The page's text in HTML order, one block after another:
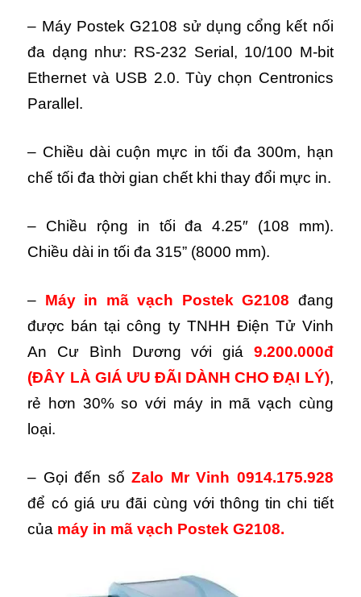
– Máy Postek G2108 sử dụng cổng kết nối
đa dạng như: RS-232 Serial, 10/100 M-bit
Ethernet và USB 2.0. Tùy chọn Centronics
Parallel.
– Chiều dài cuộn mực in tối đa 300m, hạn
chế tối đa thời gian chết khi thay đổi mực in.
– Chiều rộng in tối đa 4.25″ (108 mm).
Chiều dài in tối đa 315” (8000 mm).
– Máy in mã vạch Postek G2108 đang
được bán tại công ty TNHH Điện Tử Vinh
An Cư Bình Dương với giá 9.200.000đ
(ĐÂY LÀ GIÁ ƯU ĐÃI DÀNH CHO ĐẠI LÝ),
rẻ hơn 30% so với máy in mã vạch cùng
loại.
– Gọi đến sốZalo Mr Vinh 0914.175.928
để có giá ưu đãi cùng với thông tin chi tiết
của máy in mã vạch Postek G2108.